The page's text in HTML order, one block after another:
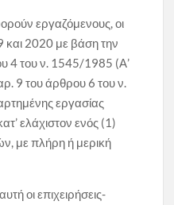
εργαζόμενους, οι
και 2020 με βάση την
4 του ν. 1545/1985 (Α’
9 του άρθρου 6 του ν.
εργασίας
ελάχιστον ενός (1)
με πλήρη ή μερική
οι επιχειρήσεις-